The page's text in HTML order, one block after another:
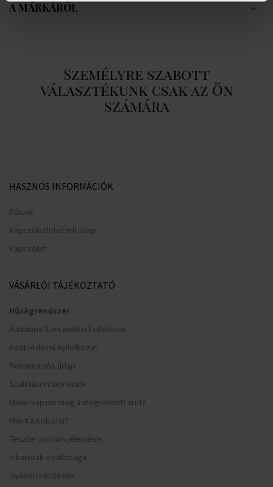
A MÁRKÁRÓL
Személyre szabott
választékunk csak az Ön
számára
HASZNOS INFORMÁCIÓK
Rólunk
Kapcsolatfelvételi űrlap
Kapcsolat
VÁSÁRLÓI TÁJÉKOZTATÓ
Hűségrendszer
Általános Szerződési Feltételek
Adatvédelmi nyilatkozat
Reklamációs űrlap
Szállítási információk
Mikor kapom meg a megrendelt árut?
Miért a Koku.hu?
Teszter parfüm jelentése
A karórák vízállósága
Gyakori kérdések